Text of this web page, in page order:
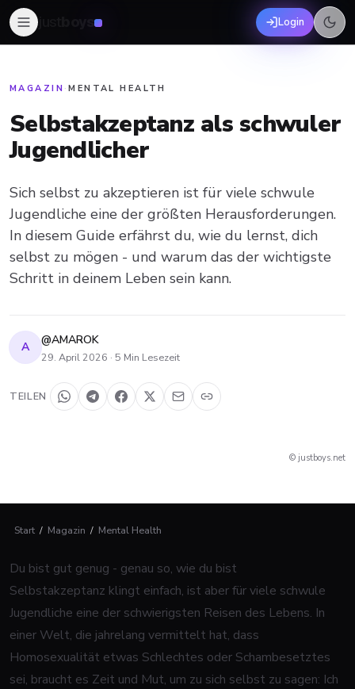
boys Login
MAGAZIN ·MENTAL HEALTH
Selbstakzeptanz als schwuler
Jugendlicher
Sich selbst zu akzeptieren ist für viele schwule
Jugendliche eine der größten Herausforderungen.
In diesem Guide erfährst du, wie du lernst, dich
selbst zu mögen - und warum das der wichtigste
Schritt in deinem Leben sein kann.
A @AMAROK
29. April 2026 · 5 Min Lesezeit
TEILEN
© justboys.net
Start / Magazin / Mental Health
Du bist gut genug - genau so, wie du bist
Selbstakzeptanz klingt einfach, ist aber für viele schwule
Jugendliche eine der schwierigsten Reisen des Lebens. In
einer Welt, die jahrelang vermittelt hat, dass
Homosexualität etwas Schlechtes oder Schambesetztes
sei, braucht es Zeit und Mut, um zu sich selbst zu sagen: Ich